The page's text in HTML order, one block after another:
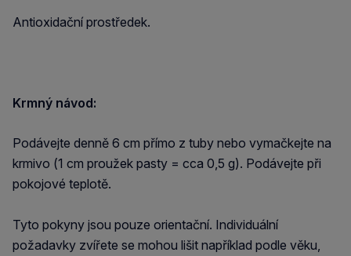
Antioxidační prostředek.
Krmný návod:
Podávejte denně 6 cm přímo z tuby nebo vymačkejte na
krmivo (1 cm proužek pasty = cca 0,5 g). Podávejte při
pokojové teplotě.
Tyto pokyny jsou pouze orientační. Individuální
požadavky zvířete se mohou lišit například podle věku,